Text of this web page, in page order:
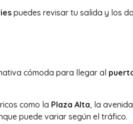
puedes revisar tu salida y los
cómoda para llegar al
como la Plaza Alta, la
puede variar según el tráfico.